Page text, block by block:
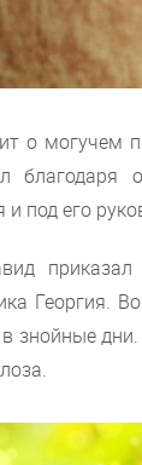
о могучем
благодаря
и под его
приказал
Георгия.
знойные